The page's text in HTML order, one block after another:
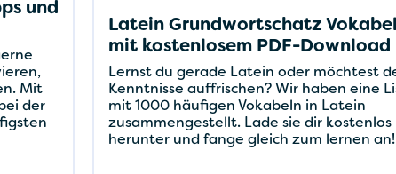
und
Mit
der
Latein Grundwortschatz
mit kostenlosem PDF-Download
Lernst du gerade Latein oder möchtest
Kenntnisse auffrischen? Wir haben eine
mit 1000 häufigen Vokabeln in Latein
zusammengestellt. Lade sie dir kostenlos
herunter und fange gleich zum lernen an!